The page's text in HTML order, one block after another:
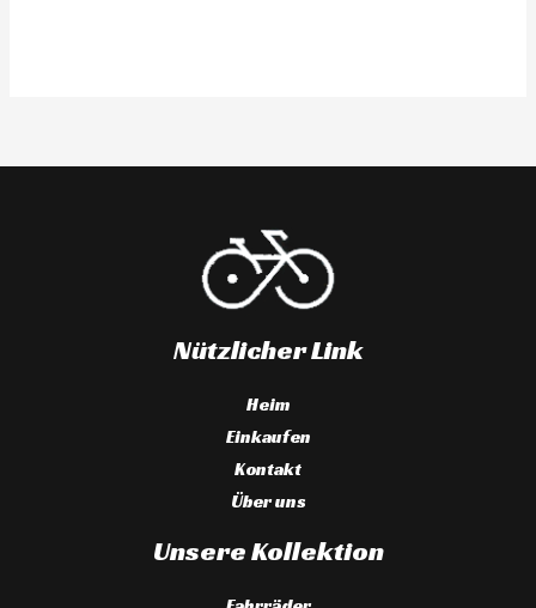
Nützlicher Link
Heim
Einkaufen
Kontakt
Über uns
Unsere Kollektion